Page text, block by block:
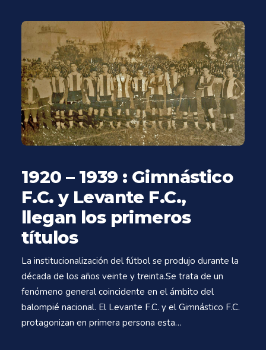
1920 – 1939 : Gimnástico
F.C. y Levante F.C.,
llegan los primeros
títulos
La institucionalización del fútbol se produjo durante la
década de los años veinte y treinta.Se trata de un
fenómeno general coincidente en el ámbito del
balompié nacional. El Levante F.C. y el Gimnástico F.C.
protagonizan en primera persona esta…